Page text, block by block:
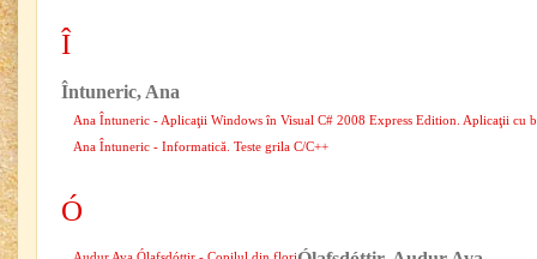
Î
Întuneric, Ana
Ana Întuneric - Aplicaţii Windows în Visual C# 2008 Express Edition. Aplicaţii cu
Ana Întuneric - Informatică. Teste grila C/C++
Ó